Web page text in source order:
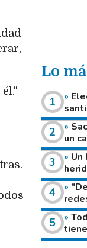
Lo
un
de
unUn
que
a